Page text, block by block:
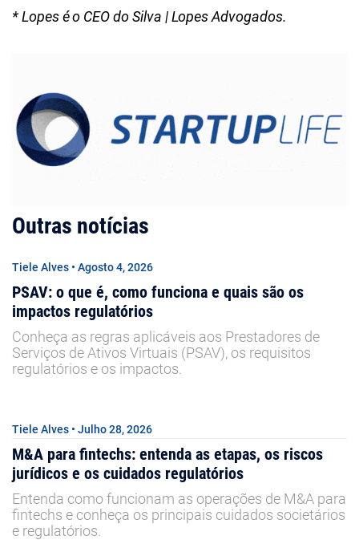
* Lopes é o CEO do Silva | Lopes Advogados.
Outras notícias
Tiele Alves • Agosto 4, 2026
PSAV: o que é, como funciona e quais são os
impactos regulatórios
Conheça as regras aplicáveis aos Prestadores de
Serviços de Ativos Virtuais (PSAV), os requisitos
regulatórios e os impactos.
Tiele Alves • Julho 28, 2026
M&A para fintechs: entenda as etapas, os riscos
jurídicos e os cuidados regulatórios
Entenda como funcionam as operações de M&A para
fintechs e conheça os principais cuidados societários
e regulatórios.